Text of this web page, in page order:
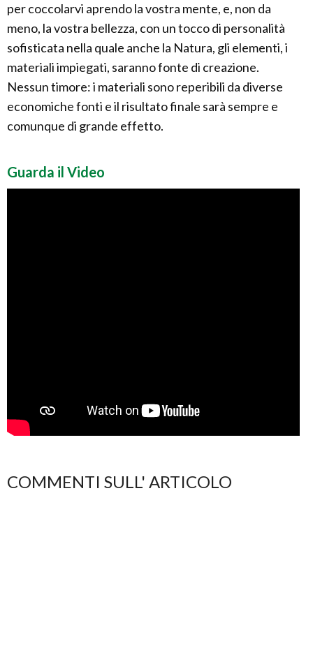
per coccolarvi aprendo la vostra mente, e, non da
meno, la vostra bellezza, con un tocco di personalità
sofisticata nella quale anche la Natura, gli elementi, i
materiali impiegati, saranno fonte di creazione.
Nessun timore: i materiali sono reperibili da diverse
economiche fonti e il risultato finale sarà sempre e
comunque di grande effetto.
Guarda il Video
COMMENTI SULL' ARTICOLO